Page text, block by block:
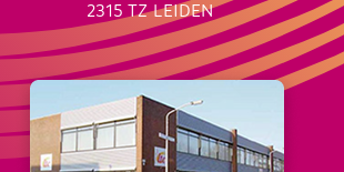
2315 TZ LEIDEN